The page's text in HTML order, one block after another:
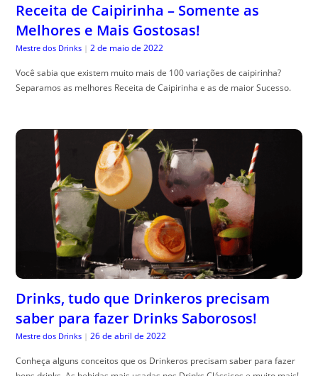
Receita de Caipirinha – Somente as
Melhores e Mais Gostosas!
Mestre dos Drinks | 2 de maio de 2022
Você sabia que existem muito mais de 100 variações de caipirinha?
Separamos as melhores Receita de Caipirinha e as de maior Sucesso.
Drinks, tudo que Drinkeros precisam
saber para fazer Drinks Saborosos!
Mestre dos Drinks | 26 de abril de 2022
Conheça alguns conceitos que os Drinkeros precisam saber para fazer